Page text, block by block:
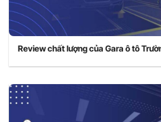
Review chất lượng của Gara ô tô